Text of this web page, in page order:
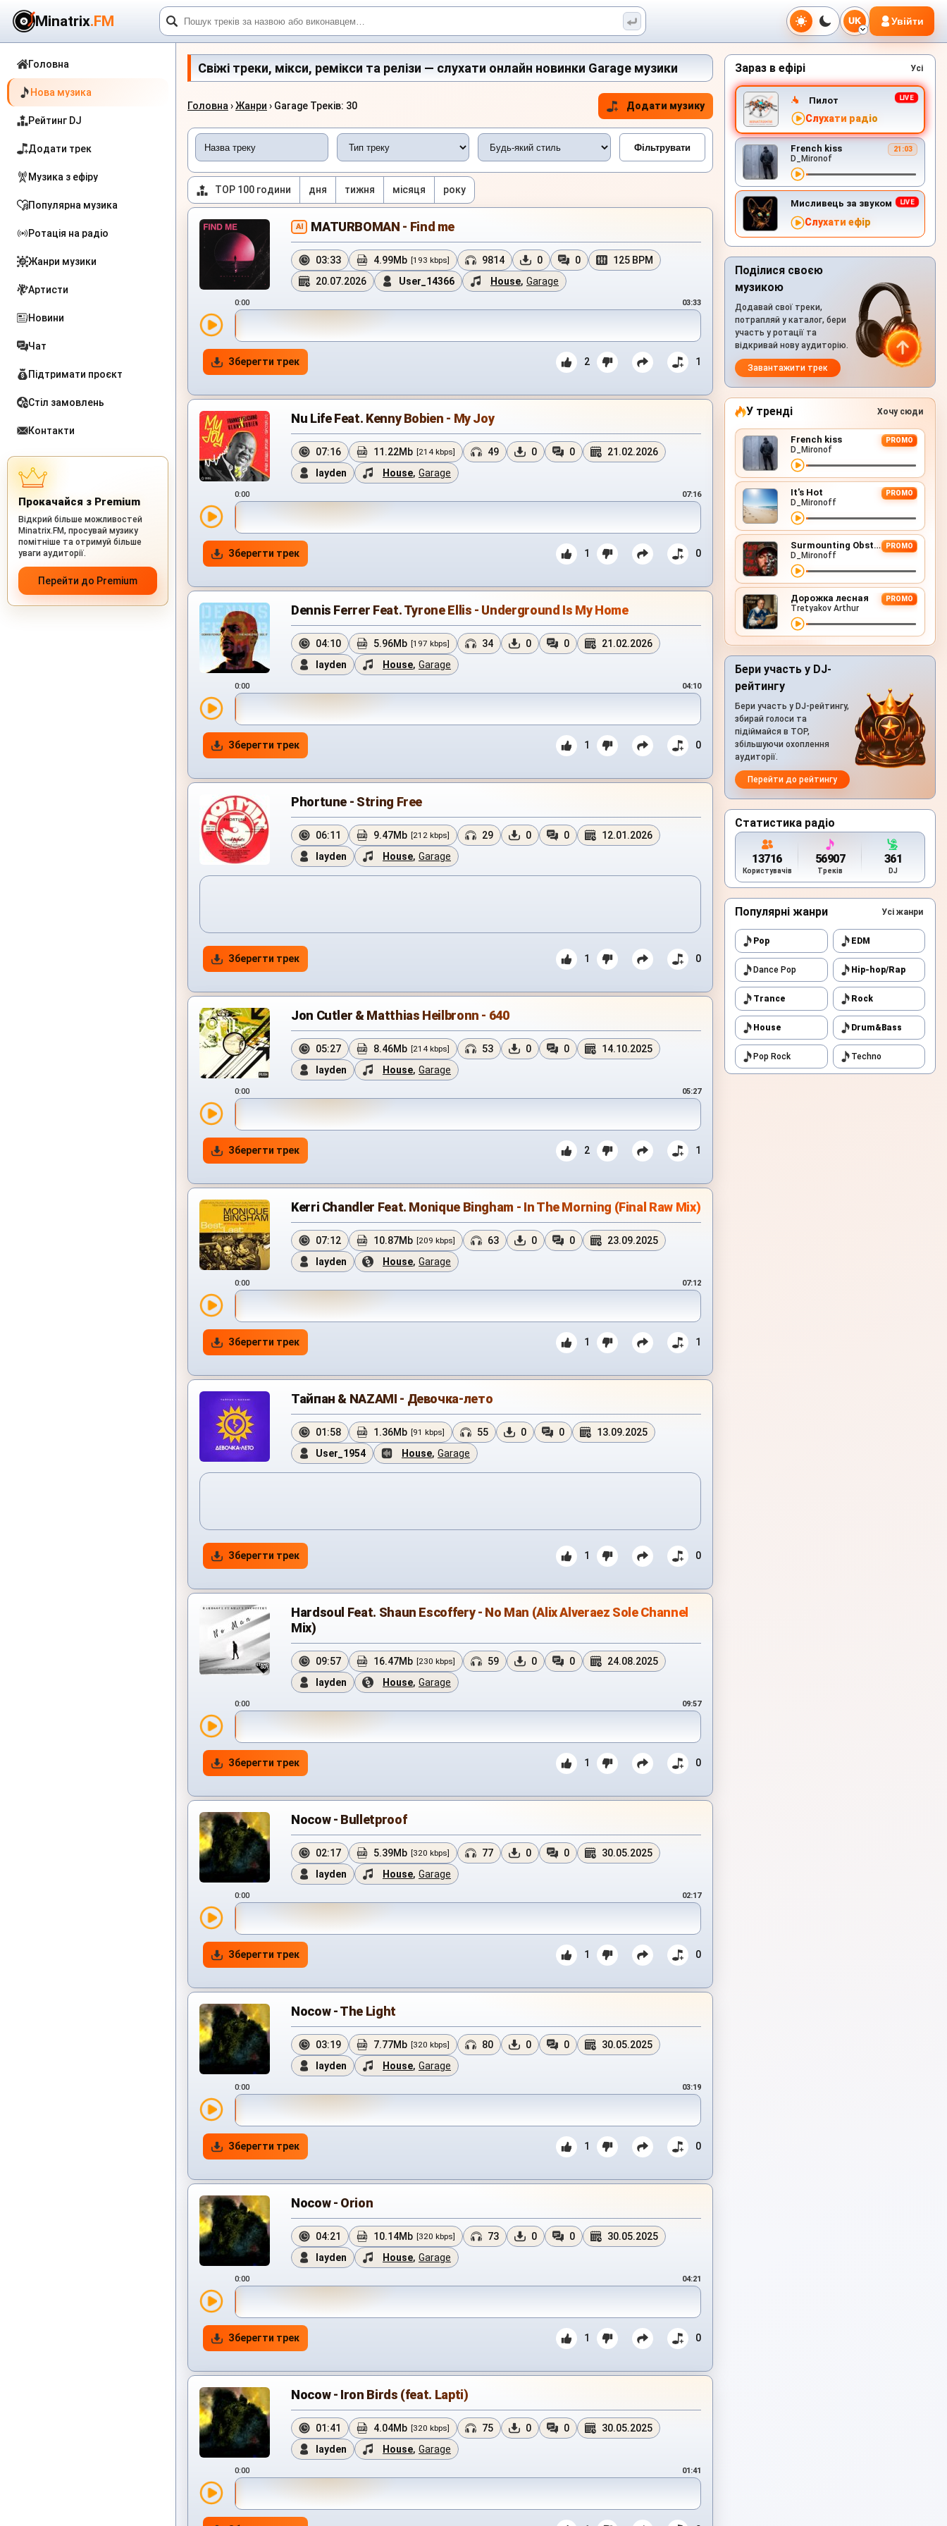
Minatrix.FM UK Увійти
Головна
Нова музика
Рейтинг DJ
Додати трек
Музика з ефіру
Популярна музика
Ротація на радіо
Жанри музики
Артисти
Новини
Чат
Підтримати проєкт
Стіл замовлень
Контакти
Прокачайся з Premium
Відкрий більше можливостей
Minatrix.FM, просувай музику
помітніше та отримуй більше
уваги аудиторії.
Перейти до Premium
Свіжі треки, мікси, ремікси та релізи — слухати онлайн новинки Garage музики
Головна ›Жанри › Garage Треків: 30 Додати музику
TOP 100 години дня тижня місяця року
AI MATURBOMAN - Find me
03:33 4.99Mb [193 kbps] 9814 0 0
125 BPM
20.07.2026
User_14366 House, Garage
0:00 03:33
Зберегти трек 2 1
Nu Life Feat. Kenny Bobien - My Joy
07:16 11.22Mb [214 kbps] 49 0 0
21.02.2026
layden
House, Garage
0:00 07:16
Зберегти трек 1 0
Dennis Ferrer Feat. Tyrone Ellis - Underground Is My Home
04:10 5.96Mb [197 kbps] 34 0 0
21.02.2026
layden
House, Garage
0:00 04:10
Зберегти трек 1 0
Phortune - String Free
06:11 9.47Mb [212 kbps] 29 0 0
12.01.2026
layden
House, Garage
Зберегти трек 1 0
Jon Cutler & Matthias Heilbronn - 640
05:27 8.46Mb [214 kbps] 53 0 0
14.10.2025
layden
House, Garage
0:00 05:27
Зберегти трек 2 1
Kerri Chandler Feat. Monique Bingham - In The Morning (Final Raw Mix)
07:12 10.87Mb [209 kbps] 63 0 0
23.09.2025
layden
House, Garage
0:00 07:12
Зберегти трек 1 1
Тайпан & NAZAMI - Девочка-лето
01:58 1.36Mb [91 kbps] 55 0 0
13.09.2025
User_1954
House, Garage
Зберегти трек 1 0
Hardsoul Feat. Shaun Escoffery - No Man (Alix Alveraez Sole Channel
Mix)
09:57 16.47Mb [230 kbps] 59 0 0
24.08.2025
layden
House, Garage
0:00 09:57
Зберегти трек 1 0
Nocow - Bulletproof
02:17 5.39Mb [320 kbps] 77 0 0
30.05.2025
layden
House, Garage
0:00 02:17
Зберегти трек 1 0
Nocow - The Light
03:19 7.77Mb [320 kbps] 80 0 0
30.05.2025
layden
House, Garage
0:00 03:19
Зберегти трек 1 0
Nocow - Orion
04:21 10.14Mb [320 kbps] 73 0 0
30.05.2025
layden
House, Garage
0:00 04:21
Зберегти трек 1 0
Nocow - Iron Birds (feat. Lapti)
01:41 4.04Mb [320 kbps] 75 0 0
30.05.2025
layden
House, Garage
0:00 01:41
Зараз в ефірі Усі
Пилот
Слухати радіо
French kiss 21:03
D_Mironof
Мисливець за звуком
Слухати ефір
Поділися своєю
музикою
Додавай свої треки,
потрапляй у каталог, бери
участь у ротації та
відкривай нову аудиторію.
Завантажити трек
У тренді Хочу сюди
French kiss PROMO
D_Mironof
It's Hot PROMO
D_Mironoff
Surmounting Obstacles (D&B Remix) PROMO
D_Mironoff
Дорожка лесная PROMO
Tretyakov Arthur
Бери участь у DJ-
рейтингу
Бери участь у DJ-рейтингу,
збирай голоси та
підіймайся в TOP,
збільшуючи охоплення
аудиторії.
Перейти до рейтингу
Статистика радіо
13716
Користувачів
56907
Треків
361
DJ
Популярні жанри Усі жанри
Pop EDM
Dance Pop Hip-hop/Rap
Trance Rock
House Drum&Bass
Pop Rock Techno